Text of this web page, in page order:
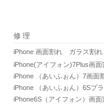
修 理
iPhone 画面割れ ガラス割
iPhone(アイフォン)7Plus画
iPhone （あいふぉん）7画
iPhone （あいふぉん）6S
iPhone6S（アイフォン）画